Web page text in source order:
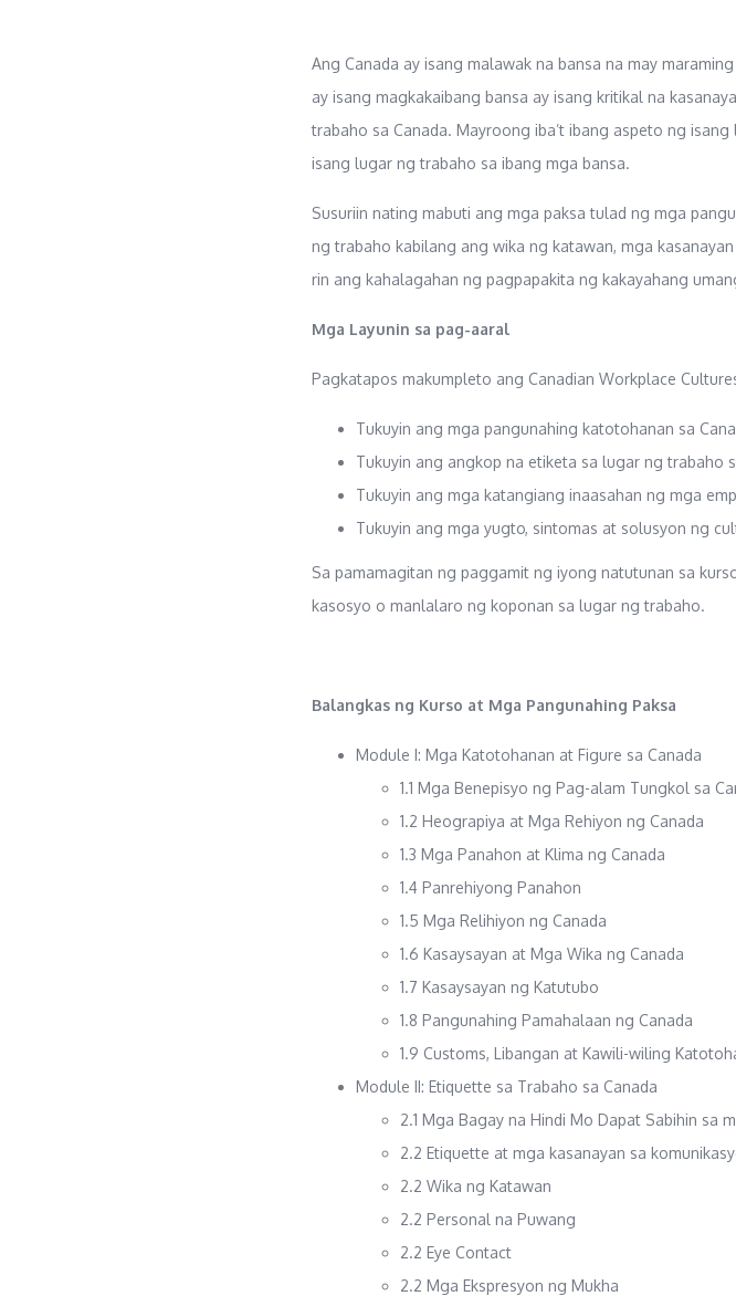
Ang Canada ay isang malawak na bansa na may
ay isang magkakaibang bansa ay isang kritikal na
trabaho sa Canada. Mayroong iba’t ibang aspeto ng
isang lugar ng trabaho sa ibang mga bansa.
Susuriin nating mabuti ang mga paksa tulad ng mga
ng trabaho kabilang ang wika ng katawan, mga
rin ang kahalagahan ng pagpapakita ng kakayahang
Mga Layunin sa pag-aaral
Pagkatapos makumpleto ang Canadian Workplace
Tukuyin ang mga pangunahing katotohanan sa
Tukuyin ang angkop na etiketa sa lugar ng trabaho
Tukuyin ang mga katangiang inaasahan ng mga
Tukuyin ang mga yugto, sintomas at solusyon ng
Sa pamamagitan ng paggamit ng iyong natutunan sa
kasosyo o manlalaro ng koponan sa lugar ng trabaho.
Balangkas ng Kurso at Mga Pangunahing Paksa
Module I: Mga Katotohanan at Figure sa Canada
1.1 Mga Benepisyo ng Pag-alam Tungkol sa
1.2 Heograpiya at Mga Rehiyon ng Canada
1.3 Mga Panahon at Klima ng Canada
1.4 Panrehiyong Panahon
1.5 Mga Relihiyon ng Canada
1.6 Kasaysayan at Mga Wika ng Canada
1.7 Kasaysayan ng Katutubo
1.8 Pangunahing Pamahalaan ng Canada
1.9 Customs, Libangan at Kawili-wiling
Module II: Etiquette sa Trabaho sa Canada
2.1 Mga Bagay na Hindi Mo Dapat Sabihin sa
2.2 Etiquette at mga kasanayan sa
2.2 Wika ng Katawan
2.2 Personal na Puwang
2.2 Eye Contact
2.2 Mga Ekspresyon ng Mukha